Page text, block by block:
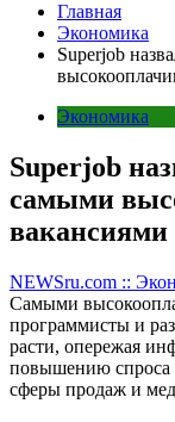
Главная
Экономика
Superjob
Экономика
Superjob
самыми
вакансиями
NEWSru.com ::
Самыми
программисты и
расти, опережая
повышению спроса
сферы продаж и